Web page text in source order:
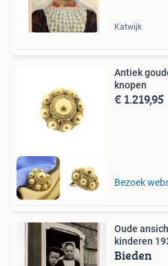
Katwijk
Antiek
knopen
€ 1.219,95
Bezoek
Oude
kinderen
Bieden